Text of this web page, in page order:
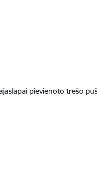
pievienoto trešo